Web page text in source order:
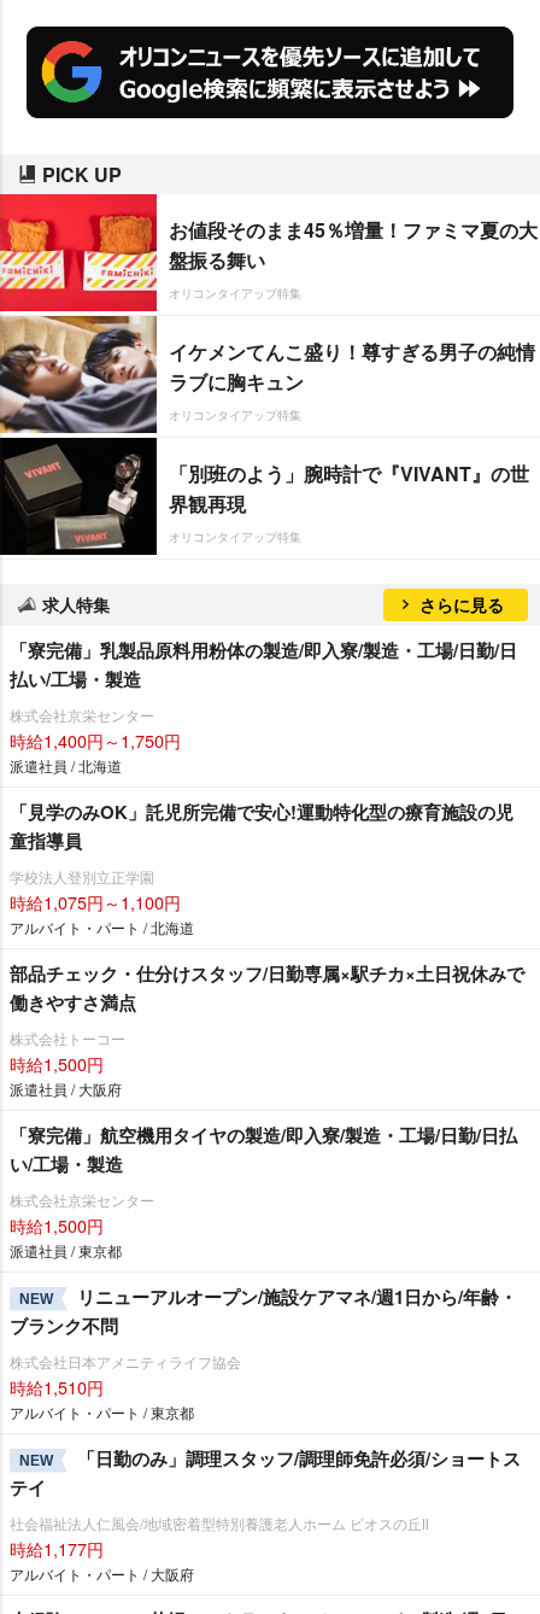
PICK UP
お値段そのまま45％増量！ファミマ夏の大
盤振る舞い
オリコンタイアップ特集
イケメンてんこ盛り！尊すぎる男子の純情
ラブに胸キュン
オリコンタイアップ特集
「別班のよう」腕時計で『VIVANT』の世
界観再現
オリコンタイアップ特集
求人特集 さらに見る
「寮完備」乳製品原料用粉体の製造/即入寮/製造・工場/日勤/日
払い/工場・製造
株式会社京栄センター
時給1,400円～1,750円
派遣社員 / 北海道
「見学のみOK」託児所完備で安心!運動特化型の療育施設の児
童指導員
学校法人登別立正学園
時給1,075円～1,100円
アルバイト・パート / 北海道
部品チェック・仕分けスタッフ/日勤専属×駅チカ×土日祝休みで
働きやすさ満点
株式会社トーコー
時給1,500円
派遣社員 / 大阪府
「寮完備」航空機用タイヤの製造/即入寮/製造・工場/日勤/日払
い/工場・製造
株式会社京栄センター
時給1,500円
派遣社員 / 東京都
NEW
リニューアルオープン/施設ケアマネ/週1日から/年齢・
ブランク不問
株式会社日本アメニティライフ協会
時給1,510円
アルバイト・パート / 東京都
NEW
「日勤のみ」調理スタッフ/調理師免許必須/ショートス
テイ
社会福祉法人仁風会/地域密着型特別養護老人ホーム ビオスの丘Ⅱ
時給1,177円
アルバイト・パート / 大阪府